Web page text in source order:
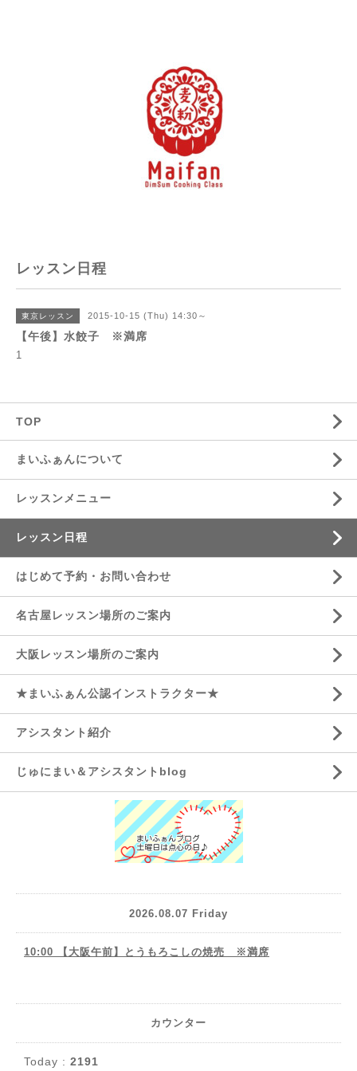
レッスン日程
東京レッスン 2015-10-15 (Thu) 14:30～
【午後】水餃子 ※満席
1
TOP
まいふぁんについて
レッスンメニュー
レッスン日程
はじめて予約・お問い合わせ
名古屋レッスン場所のご案内
大阪レッスン場所のご案内
★まいふぁん公認インストラクター★
アシスタント紹介
じゅにまい＆アシスタントblog
2026.08.07 Friday
10:00 【大阪午前】とうもろこしの焼売 ※満席
カウンター
Today : 2191